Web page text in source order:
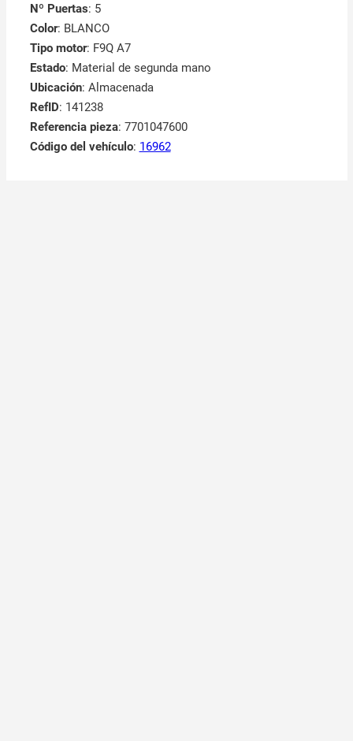
Nº Puertas: 5
Color: BLANCO
Tipo motor: F9Q A7
Estado: Material de segunda mano
Ubicación: Almacenada
RefID: 141238
Referencia pieza: 7701047600
Código del vehículo: 16962